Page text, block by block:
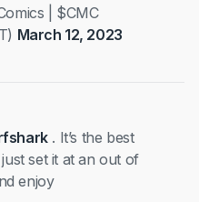
| $CMC
March 12, 2023
. It’s the best
set it at an out of
enjoy